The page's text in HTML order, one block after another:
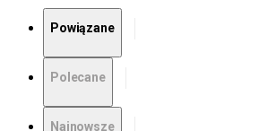
Powiązane
Polecane
Najnowsze